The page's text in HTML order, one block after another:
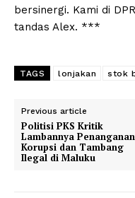
bersinergi. Kami di
tandas Alex. ***
TAGS lonjakan stok
Previous article
Politisi PKS Kritik
Lambannya Penanganan
Korupsi dan Tambang
Ilegal di Maluku